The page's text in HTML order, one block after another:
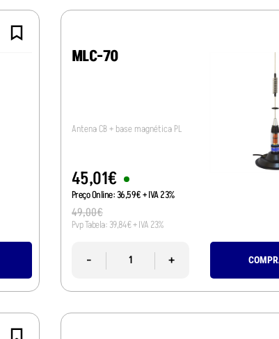
MLC-70
Antena CB + base magnética PL
45,01€
Preço Online:36,59€+ IVA 23%
49,00€
Pvp Tabela: 39,84€+ IVA 23%
- +